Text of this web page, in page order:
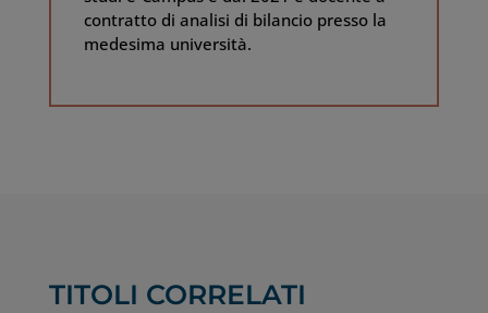
contratto di analisi di bilancio presso la
medesima università.
TITOLI CORRELATI